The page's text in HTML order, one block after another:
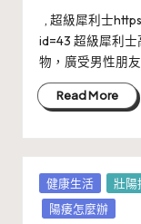
, 超級犀利士
id=43 超級犀利
物，廣受男性朋
Read More
Posted
in
健康生活 壯陽
陽痿怎麼辦